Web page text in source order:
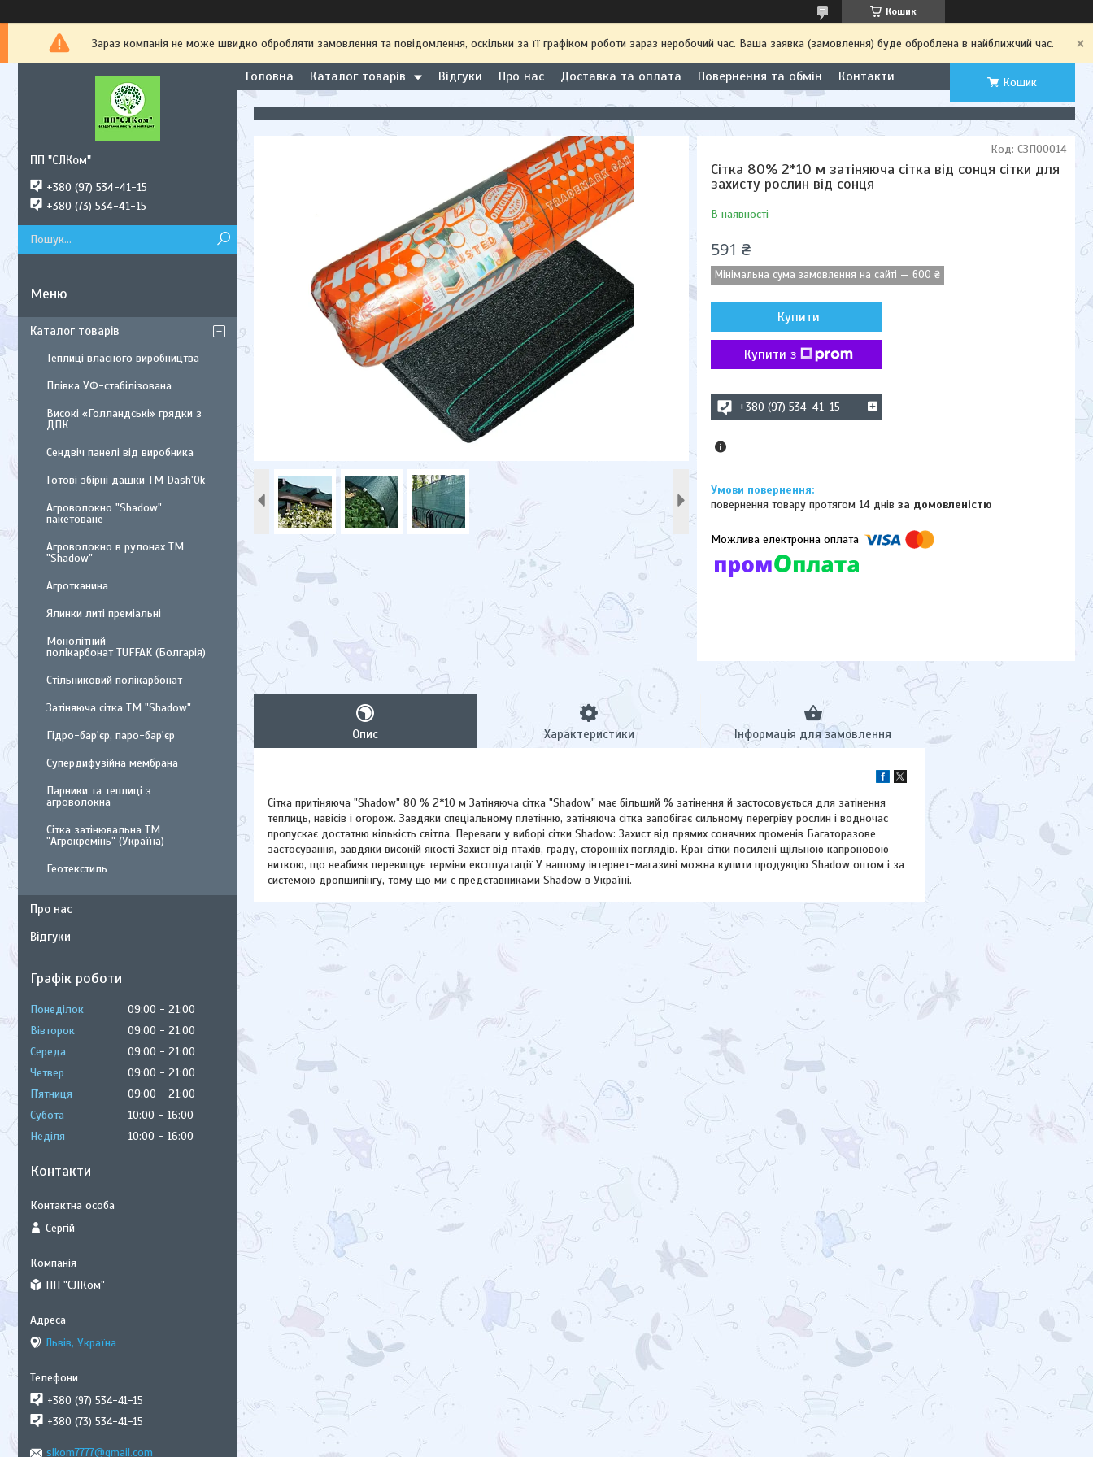
Кошик
Зараз компанія не може швидко обробляти замовлення та повідомлення, оскільки за її графіком роботи зараз неробочий час. Ваша заявка (замовлення) буде оброблена в найближчий час.
Головна Каталог товарів Відгуки Про нас Доставка та оплата Повернення та обмін Контакти Кошик
Сітка 80% 2*10 м затіняюча сітка від сонця сітки для
захисту рослин від сонця
В наявності
Код: СЗП00014
591 ₴
Мінімальна сума замовлення на сайті — 600 ₴
Купити
Купити з
+380 (97) 534-41-15
повернення товару протягом 14 днівза домовленістю
Опис Характеристики Інформація для замовлення
Сітка притіняюча "Shadow" 80 % 2*10 м Затіняюча сітка "Shadow" має більший % затінення й застосовується для затінення
теплиць, навісів і огорож. Завдяки спеціальному плетінню, затіняюча сітка запобігає сильному перегріву рослин і водночас
пропускає достатню кількість світла. Переваги у виборі сітки Shadow: Захист від прямих сонячних променів Багаторазове
застосування, завдяки високій якості Захист від птахів, граду, сторонніх поглядів. Краї сітки посилені щільною капроновою
ниткою, що неабияк перевищує терміни експлуатації У нашому інтернет-магазині можна купити продукцію Shadow оптом і за
системою дропшипінгу, тому що ми є представниками Shadow в Україні.
ПП "СЛКом"
+380 (97) 534-41-15
+380 (73) 534-41-15
Каталог товарів
Теплиці власного виробництва
Плівка УФ-стабілізована
Високі «Голландські» грядки з
ДПК
Сендвіч панелі від виробника
Готові збірні дашки ТМ Dash'Ok
Агроволокно "Shadow"
пакетоване
Агроволокно в рулонах ТМ
"Shadow"
Агротканина
Ялинки литі преміальні
Монолітний
полікарбонат TUFFAK (Болгарія)
Стільниковий полікарбонат
Затіняюча сітка ТМ "Shadow"
Гідро-бар'єр, паро-бар'єр
Супердифузійна мембрана
Парники та теплиці з
агроволокна
Сітка затінювальна ТМ
"Агрокремінь" (Україна)
Геотекстиль
Про нас
Відгуки
Графік роботи
Понеділок 09:00
21:00
Вівторок
09:00
21:00
Середа
09:00
21:00
Четвер
09:00
21:00
Пʼятниця
09:00
21:00
Субота
10:00
16:00
Неділя
10:00 16:00
Контакти
Сергій
ПП "СЛКом"
Львів, Україна
+380 (97) 534-41-15
+380 (73) 534-41-15
slkom7777@gmail.com